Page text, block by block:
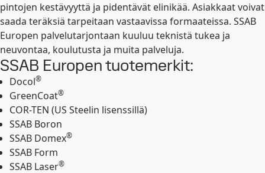
pintojen kestävyyttä ja pidentävät elinikää. Asiakkaat voivat
saada teräksiä tarpeitaan vastaavissa formaateissa. SSAB
Europen palvelutarjontaan kuuluu teknistä tukea ja
neuvontaa, koulutusta ja muita palveluja.
SSAB Europen tuotemerkit:
Docol®
GreenCoat®
COR-TEN (US Steelin lisenssillä)
SSAB Boron
SSAB Domex®
SSAB Form
SSAB Laser®